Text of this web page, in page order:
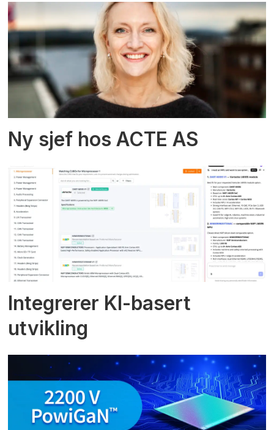
Ny sjef hos ACTE AS
Integrerer KI-basert
utvikling